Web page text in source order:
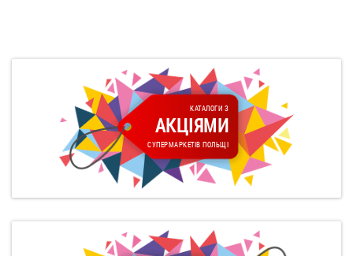
КАТАЛОГИ З
АКЦІЯМИ
СУПЕРМАРКЕТІВ ПОЛЬЩІ